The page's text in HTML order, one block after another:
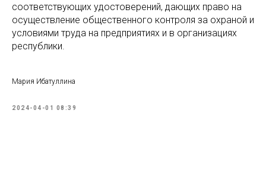
соответствующих удостоверений, дающих право на
осуществление общественного контроля за охраной и
условиями труда на предприятиях и в организациях
республики.
Мария Ибатуллина
2024-04-01 08:39